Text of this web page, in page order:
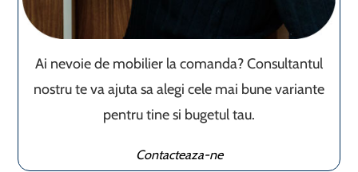
Ai nevoie de mobilier la comanda? Consultantul
nostru te va ajuta sa alegi cele mai bune variante
pentru tine si bugetul tau.
Contacteaza-ne